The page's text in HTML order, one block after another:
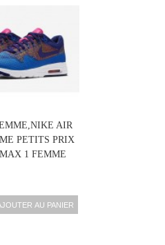
AIR
PETITS PRIX
1 FEMME
AU PANIER